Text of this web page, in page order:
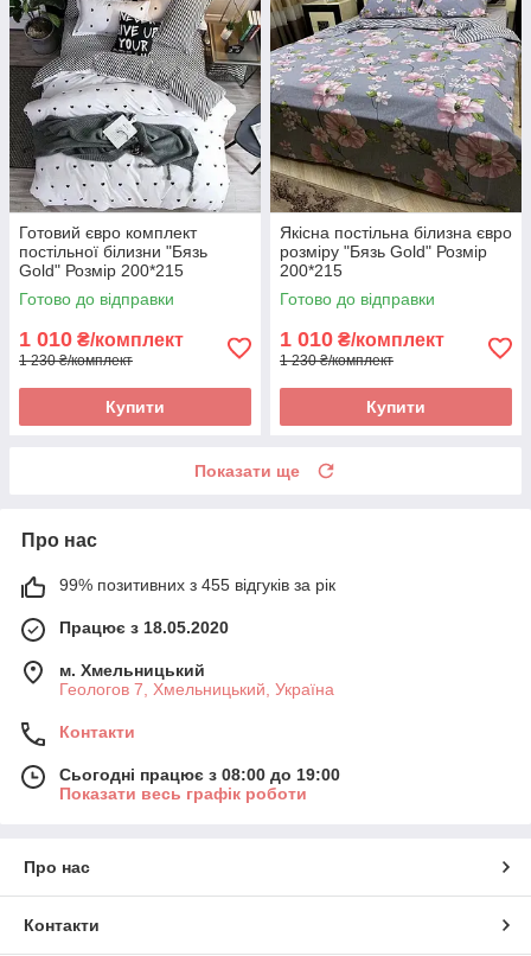
Готовий євро комплект
постільної білизни "Бязь
Gold" Розмір 200*215
Готово до відправки
1 010 ₴/комплект
1 230 ₴/комплект
Купити
Якісна постільна білизна євро
розміру "Бязь Gold" Розмір
200*215
Готово до відправки
1 010 ₴/комплект
1 230 ₴/комплект
Купити
Показати ще
Про нас
99% позитивних з 455 відгуків за рік
Працює з 18.05.2020
м. Хмельницький
Геологов 7, Хмельницький, Україна
Контакти
Сьогодні працює з 08:00 до 19:00
Показати весь графік роботи
Про нас
Контакти